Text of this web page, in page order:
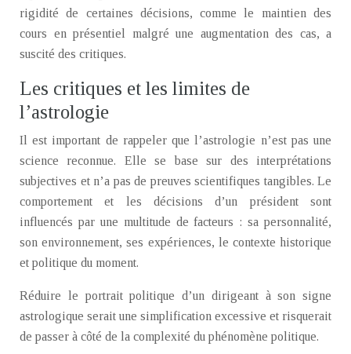
rigidité de certaines décisions, comme le maintien des
cours en présentiel malgré une augmentation des cas, a
suscité des critiques.
Les critiques et les limites de
l’astrologie
Il est important de rappeler que l’astrologie n’est pas une
science reconnue. Elle se base sur des interprétations
subjectives et n’a pas de preuves scientifiques tangibles. Le
comportement et les décisions d’un président sont
influencés par une multitude de facteurs : sa personnalité,
son environnement, ses expériences, le contexte historique
et politique du moment.
Réduire le portrait politique d’un dirigeant à son signe
astrologique serait une simplification excessive et risquerait
de passer à côté de la complexité du phénomène politique.